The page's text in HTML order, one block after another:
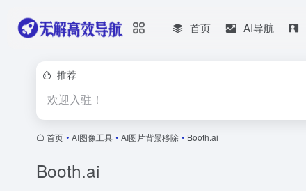
首页 AI导航
推荐
欢迎入驻！
首页 • AI图像工具 • AI图片背景移除 • Booth.ai
Booth.ai